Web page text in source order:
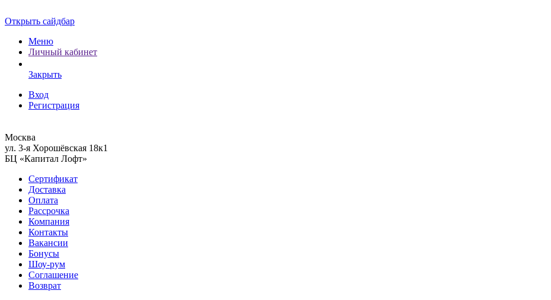
Открыть сайдбар
Меню
Личный кабинет
Закрыть
Вход
Регистрация
Москва
ул. 3-я Хорошёвская 18к1
БЦ «Капитал Лофт»
Сертификат
Доставка
Оплата
Рассрочка
Компания
Контакты
Вакансии
Бонусы
Шоу-рум
Соглашение
Возврат